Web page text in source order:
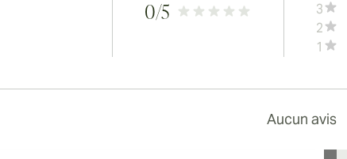
0/5
3
2
1
Aucun avis